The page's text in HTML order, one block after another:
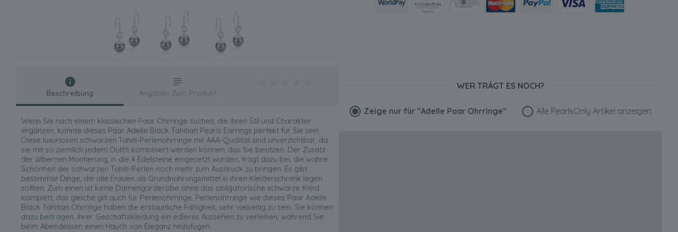
Beschreibung
Wenn Sie nach einem klassischen Paar Ohrringe suchen, die Ihren Stil und Charakter
ergänzen, könnte dieses Paar Adelle Black Tahitian Pearls Earrings perfekt für Sie sein.
Diese luxuriösen schwarzen Tahiti-Perlenohrringe mit AAA-Qualität sind unverzichtbar, da
sie mit so ziemlich jedem Outfit kombiniert werden können, das Sie besitzen. Der Zusatz
der silbernen Montierung, in die 4 Edelsteine eingesetzt wurden, trägt dazu bei, die wahre
Schönheit der schwarzen Tahiti-Perlen noch mehr zum Ausdruck zu bringen. Es gibt
bestimmte Dinge, die alle Frauen als Grundnahrungsmittel in ihren Kleiderschrank legen
sollten. Zum einen ist keine Damengarderobe ohne das obligatorische schwarze Kleid
komplett, das gleiche gilt auch für Perlenohrringe. Perlenohrringe wie dieses Paar Adelle
Black Tahitian Ohrringe haben die erstaunliche Fähigkeit, sehr vielseitig zu sein. Sie können
dazu beitragen, Ihrer Geschäftskleidung ein edleres Aussehen zu verleihen, während Sie
beim Abendessen einen Hauch von Eleganz hinzufügen.
Angaben Zum Produkt
WER TRÄGT ES NOCH?
Zeige nur für "Adelle Paar Ohrringe" Alle PearlsOnly Artikel anzeigen